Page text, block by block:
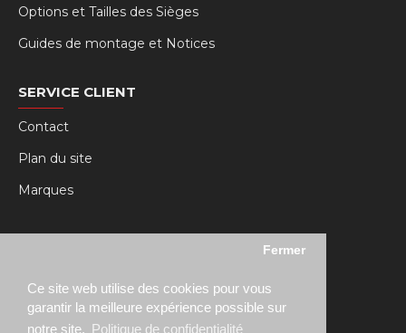
Ce site web utilise des cookies pour vous
garantir la meilleure expérience possible sur
notre site. Politique de confidentialité
Fermer
Options et Tailles des Sièges
Guides de montage et Notices
SERVICE CLIENT
Contact
Plan du site
Marques
MY RSEAT
Historique des commandes